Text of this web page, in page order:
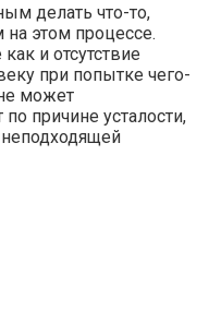
делать что-то,
этом процессе.
и отсутствие
при попытке чего-
может
причине усталости,